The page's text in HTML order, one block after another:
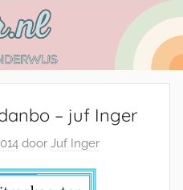
– juf Inger
door Juf Inger